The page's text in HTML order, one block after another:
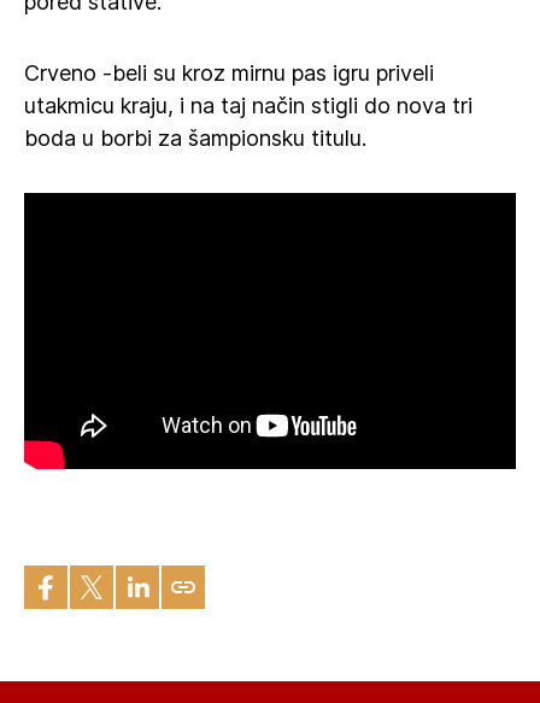
Crveno -beli su kroz mirnu pas igru priveli
utakmicu kraju, i na taj način stigli do nova tri
boda u borbi za šampionsku titulu.